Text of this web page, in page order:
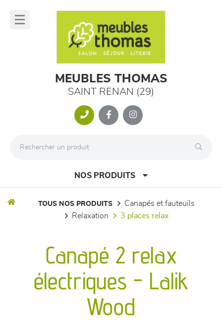
MEUBLES THOMAS
SAINT RENAN (29)
NOS PRODUITS
meubles de complément
chambres et dressing
TOUS NOS PRODUITS
canapés et fauteuils
relaxation
3 places relax
Canapé 2 relax
électriques - Lalik
Wood